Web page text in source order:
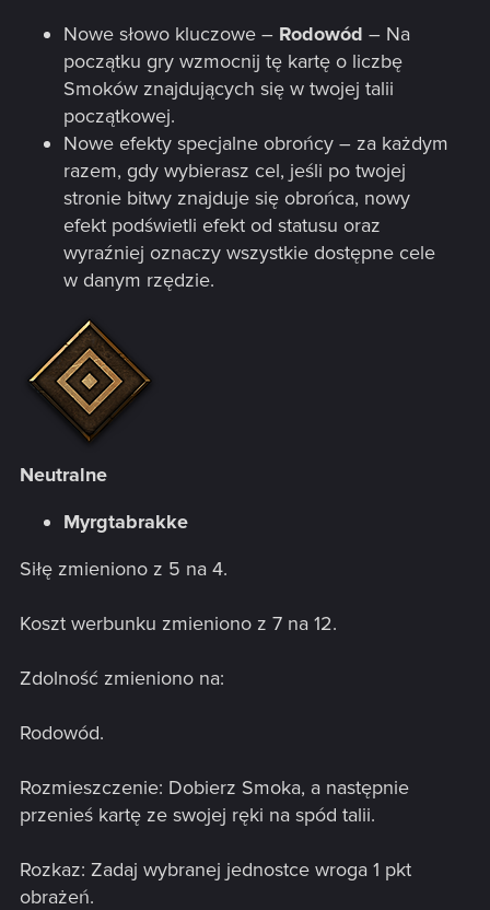
Nowe słowo kluczowe – Rodowód – Na
początku gry wzmocnij tę kartę o liczbę
Smoków znajdujących się w twojej talii
początkowej.
Nowe efekty specjalne obrońcy – za każdym
razem, gdy wybierasz cel, jeśli po twojej
stronie bitwy znajduje się obrońca, nowy
efekt podświetli efekt od statusu oraz
wyraźniej oznaczy wszystkie dostępne cele
w danym rzędzie.
Neutralne
Myrgtabrakke
Siłę zmieniono z 5 na 4.
Koszt werbunku zmieniono z 7 na 12.
Zdolność zmieniono na:
Rodowód.
Rozmieszczenie: Dobierz Smoka, a następnie
przenieś kartę ze swojej ręki na spód talii.
Rozkaz: Zadaj wybranej jednostce wroga 1 pkt
obrażeń.